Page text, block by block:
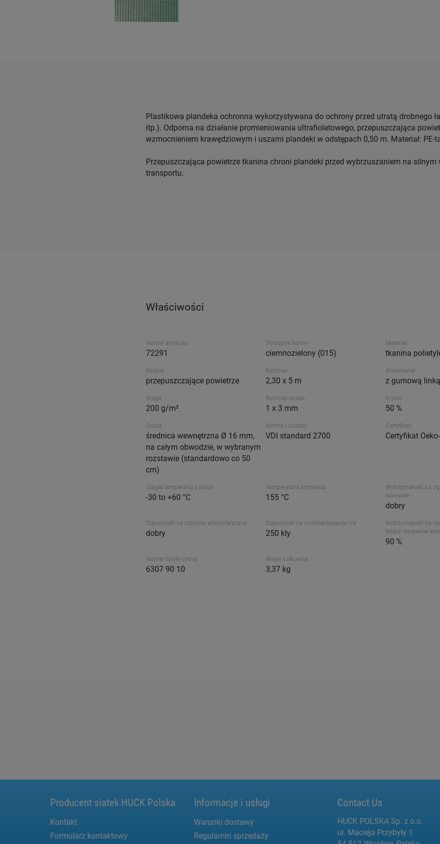
Plastikowa plandeka ochronna wykorzystywana do ochrony przed utratą drobnego
itp.). Odporna na działanie promieniowania ultrafioletowego, przepuszczająca
wzmocnieniem krawędziowym i uszami plandeki w odstępach 0,50 m. Materiał: PE-
Przepuszczająca powietrze tkanina chroni plandeki przed wybrzuszaniem na silnym
transportu.
Właściwości
Numer artykułu
72291
Dostępne kolory
ciemnozielony (015)
Materiał
tkanina
Rodzaj
przepuszczające powietrze
Rozmiar
2,30 x 5 m
Wykonanie
z gumową
Waga
200 g/m²
Rozmiar oczka
1 x 3 mm
Krycie
50 %
Oczka
średnica wewnętrzna Ø 16 mm,
na całym obwodzie, w wybranym
rozstawie (standardowo co 50
cm)
Normy i zasady
VDI standard 2700
Certyfikat
Certyfikat
Ciągła temperatura pracy
-30 to +60 °C
Temperatura topnienia
155 °C
Wytrzymałość na
ścieranie
dobry
Odporność na czynniki atmosferyczne
dobry
Odporność na promieniowanie UV
250 kly
Wytrzymałość na
latach wpływów
90 %
Numer taryfy celnej
6307 90 10
Waga całkowita
3,37 kg
Producent siatek HUCK Polska
Kontakt
Formularz kontaktowy
Informacje i usługi
Warunki dostawy
Regulamin sprzedaży
Contact Us
HUCK POLSKA Sp. z o.o.
ul. Macieja Przybyły 1